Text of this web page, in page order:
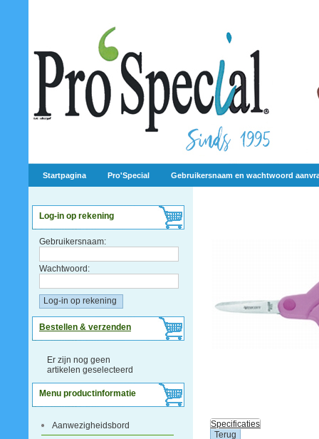
Startpagina Pro'Special Gebruikersnaam en wachtwoord
Log-in op rekening
Gebruikersnaam:
Wachtwoord:
Bestellen & verzenden
Er zijn nog geen
artikelen geselecteerd
Menu productinformatie
Aanwezigheidsbord
Specificaties